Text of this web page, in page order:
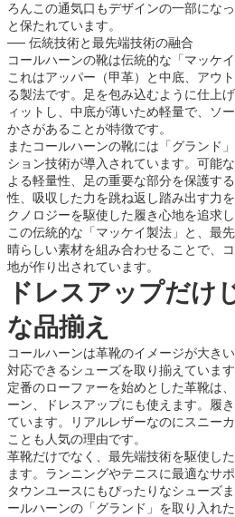
ろんこの通気口もデザインの一部にな
と保たれています。
── 伝統技術と最先端技術の融合
コールハーンの靴は伝統的な「マッケ
これはアッパー（甲革）と中底、アウ
る製法です。足を包み込むように仕上
ィットし、中底が薄いため軽量で、ソ
かさがあることが特徴です。
またコールハーンの靴には「グランド
ション技術が導入されています。可能
よる軽量性、足の重要な部分を保護す
性、吸収した力を跳ね返し踏み出す力
クノロジーを駆使した履き心地を追求し
この伝統的な「マッケイ製法」と、最
晴らしい素材を組み合わせることで、
地が作り出されています。
ドレスアップだけ
な品揃え
コールハーンは革靴のイメージが大き
対応できるシューズを取り揃えています
定番のローファーを始めとした革靴は
ーン、ドレスアップにも使えます。履
ています。リアルレザーなのにスニー
ことも人気の理由です。
革靴だけでなく、最先端技術を駆使し
ます。ランニングやテニスに最適なサ
タウンユースにもぴったりなシューズ
ールハーンの「グランド」を取り入れ